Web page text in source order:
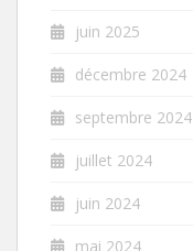
juin 2025
décembre 2024
septembre 2024
juillet 2024
juin 2024
mai 2024